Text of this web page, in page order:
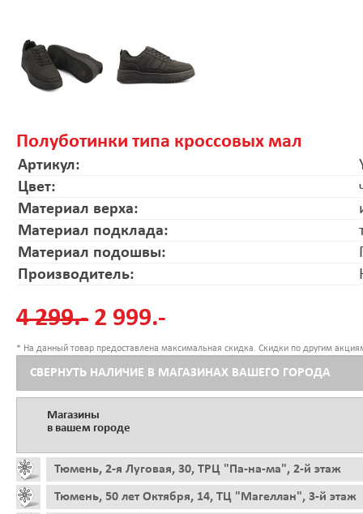
Полуботинки типа кроссовых мал
Артикул:
Цвет:
Материал верха:
Материал подклада:
Материал подошвы:
Производитель:
4 299.- 2 999.-
* На данный товар предоставлена максимальная скидка. Скидки по другим
СВЕРНУТЬ НАЛИЧИЕ В МАГАЗИНАХ ВАШЕГО ГОРОДА
Магазины
в вашем городе
Тюмень, 2-я Луговая, 30, ТРЦ "Па-на-ма", 2-й этаж
Тюмень, 50 лет Октября, 14, ТЦ "Магеллан", 3-й этаж